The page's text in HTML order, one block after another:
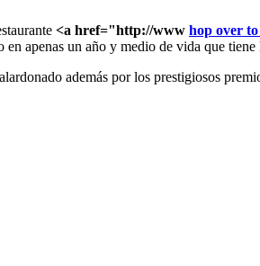
<a href="http://www hop over
en apenas un año y medio de vida que
además por los prestigiosos